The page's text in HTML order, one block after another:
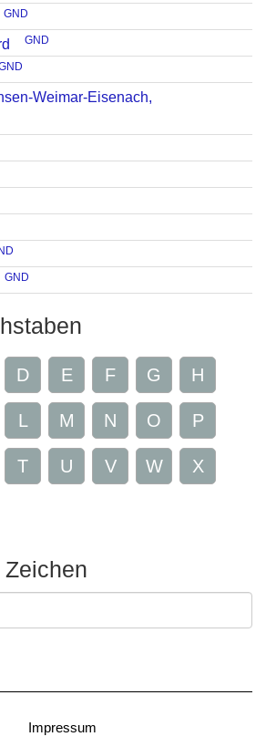
GND
GND
Weimar-Eisenach,
GND
D E F G H
L M N O P
T U V W X
Impressum